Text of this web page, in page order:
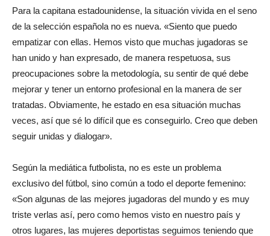
Para la capitana estadounidense, la situación vivida en el seno
de la selección española no es nueva. «Siento que puedo
empatizar con ellas. Hemos visto que muchas jugadoras se
han unido y han expresado, de manera respetuosa, sus
preocupaciones sobre la metodología, su sentir de qué debe
mejorar y tener un entorno profesional en la manera de ser
tratadas. Obviamente, he estado en esa situación muchas
veces, así que sé lo difícil que es conseguirlo. Creo que deben
seguir unidas y dialogar».
Según la mediática futbolista, no es este un problema
exclusivo del fútbol, sino común a todo el deporte femenino:
«Son algunas de las mejores jugadoras del mundo y es muy
triste verlas así, pero como hemos visto en nuestro país y
otros lugares, las mujeres deportistas seguimos teniendo que